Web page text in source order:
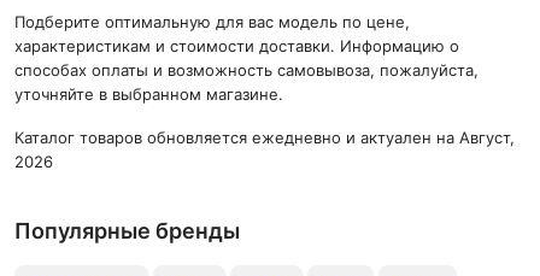
Подберите оптимальную для вас модель по цене,
характеристикам и стоимости доставки. Информацию о
способах оплаты и возможность самовывоза, пожалуйста,
уточняйте в выбранном магазине.
Каталог товаров обновляется ежедневно и актуален на Август,
2026
Популярные бренды